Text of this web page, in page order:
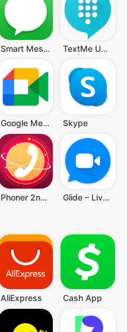
Smart Messages TextMe Up Calling & Texts
Google Meet Skype
Phoner 2nd Phone Number + Text Glide – Live-Videonachrichten
AliExpress Cash App